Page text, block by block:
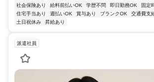
社会保険あり
給料前払いOK 学歴不問 即日勤務OK 固定
住宅手当あり
週払いOK 賞与あり ブランクOK 交通費支
土日祝休み
昇給あり
派遣社員